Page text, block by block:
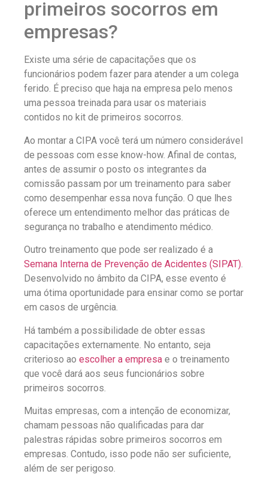
primeiros socorros em
empresas?
Existe uma série de capacitações que os
funcionários podem fazer para atender a um colega
ferido. É preciso que haja na empresa pelo menos
uma pessoa treinada para usar os materiais
contidos no kit de primeiros socorros.
Ao montar a CIPA você terá um número considerável
de pessoas com esse know-how. Afinal de contas,
antes de assumir o posto os integrantes da
comissão passam por um treinamento para saber
como desempenhar essa nova função. O que lhes
oferece um entendimento melhor das práticas de
segurança no trabalho e atendimento médico.
Outro treinamento que pode ser realizado é a
Semana Interna de Prevenção de Acidentes (SIPAT).
Desenvolvido no âmbito da CIPA, esse evento é
uma ótima oportunidade para ensinar como se portar
em casos de urgência.
Há também a possibilidade de obter essas
capacitações externamente. No entanto, seja
criterioso ao escolher a empresa e o treinamento
que você dará aos seus funcionários sobre
primeiros socorros.
Muitas empresas, com a intenção de economizar,
chamam pessoas não qualificadas para dar
palestras rápidas sobre primeiros socorros em
empresas. Contudo, isso pode não ser suficiente,
além de ser perigoso.